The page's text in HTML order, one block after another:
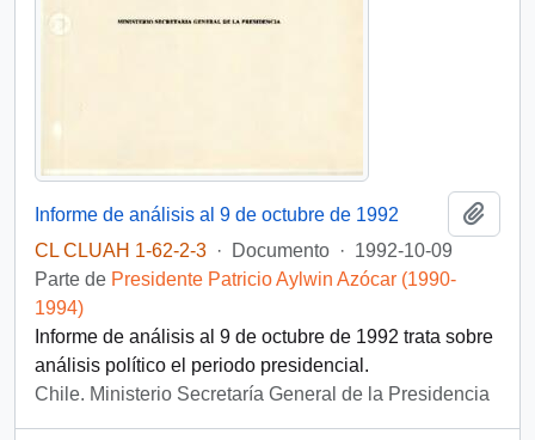
Informe de análisis al 9 de octubre de 1992
CL CLUAH 1-62-2-3 · Documento · 1992-10-09
Parte de Presidente Patricio Aylwin Azócar (1990-
1994)
Informe de análisis al 9 de octubre de 1992 trata sobre
análisis político el periodo presidencial.
Chile. Ministerio Secretaría General de la Presidencia